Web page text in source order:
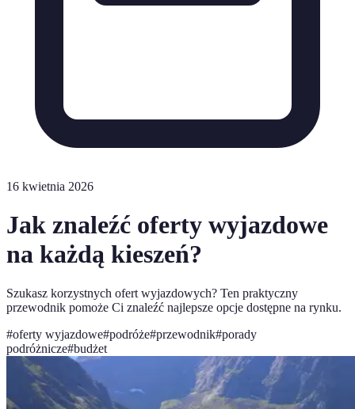
16 kwietnia 2026
Jak znaleźć oferty wyjazdowe
na każdą kieszeń?
Szukasz korzystnych ofert wyjazdowych? Ten praktyczny
przewodnik pomoże Ci znaleźć najlepsze opcje dostępne na rynku.
#oferty wyjazdowe#podróże#przewodnik#porady
podróżnicze#budżet